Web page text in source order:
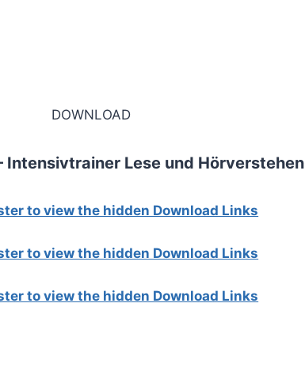
DOWNLOAD
Intensivtrainer Lese und Hör­verstehen
to view the hidden Download Links
to view the hidden Download Links
to view the hidden Download Links